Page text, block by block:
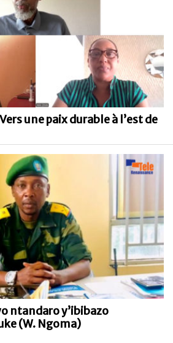
une paix durable à l’est de
ntandaro y’ibibazo
(W. Ngoma)